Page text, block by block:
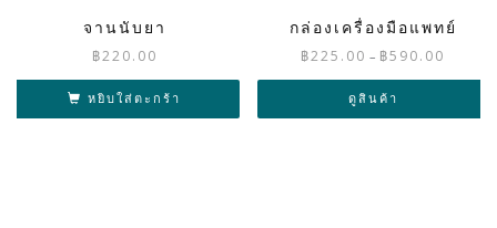
จานนับยา
฿220.00
หยิบใส่ตะกร้า
กล่องเครื่องมือแพทย์
฿225.00 – ฿590.00
through
ดูสินค้า